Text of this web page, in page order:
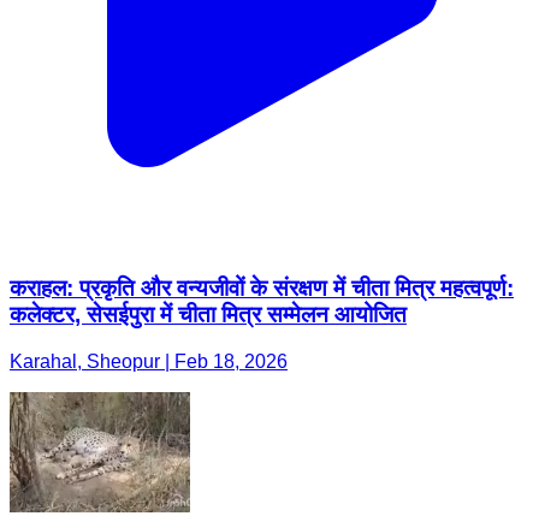
कराहल: प्रकृति और वन्यजीवों के संरक्षण में चीता मित्र महत्वपूर्ण:
कलेक्टर, सेसईपुरा में चीता मित्र सम्मेलन आयोजित
Karahal, Sheopur | Feb 18, 2026